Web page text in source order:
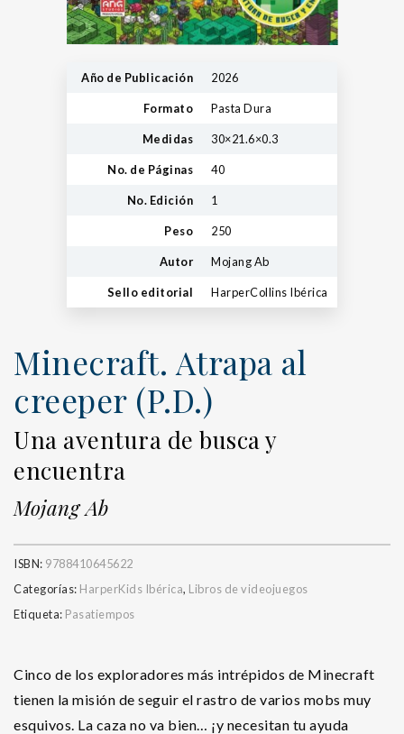
Año de Publicación 2026
Formato Pasta Dura
Medidas 30×21.6×0.3
No. de Páginas 40
No. Edición 1
Peso 250
Autor Mojang Ab
Sello editorial HarperCollins Ibérica
Minecraft. Atrapa al
creeper (P.D.)
Una aventura de busca y
encuentra
Mojang Ab
ISBN: 9788410645622
Categorías: HarperKids Ibérica, Libros de videojuegos
Etiqueta: Pasatiempos
Cinco de los exploradores más intrépidos de Minecraft
tienen la misión de seguir el rastro de varios mobs muy
esquivos. La caza no va bien… ¡y necesitan tu ayuda